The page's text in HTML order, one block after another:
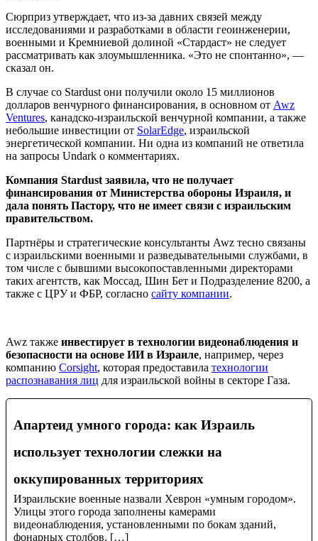
Сюрприз утверждает, что из-за давних связей между
исследованиями и разработками в области геоинженерии,
военными и Кремниевой долиной «Стардаст» не следует
рассматривать как злоумышленника. «Это не спонтанно», —
сказал он.
В случае со Stardust они получили около 15 миллионов
долларов венчурного финансирования, в основном от Awz
Ventures, канадско-израильской венчурной компании, а также
небольшие инвестиции от SolarEdge, израильской
энергетической компании. Ни одна из компаний не ответила
на запросы Undark о комментариях.
Компания Stardust заявила, что не получает
финансирования от Министерства обороны Израиля, и
дала понять Пастору, что не имеет связи с израильским
правительством.
Партнёры и стратегические консультанты Awz тесно связаны
с израильскими военными и разведывательными службами, в
том числе с бывшими высокопоставленными директорами
таких агентств, как Моссад, Шин Бет и Подразделение 8200, а
также с ЦРУ и ФБР, согласно сайту компании.
Awz также инвестирует в технологии видеонаблюдения и
безопасности на основе ИИ в Израиле, например, через
компанию Corsight, которая предоставила технологии
распознавания лиц для израильской войны в секторе Газа.
Апартеид умного города: как Израиль
использует технологии слежки на
оккупированных территориях
Израильские военные назвали Хеврон «умным городом».
Улицы этого города заполнены камерами
видеонаблюдения, установленными по бокам зданий,
фонарных столбов, […]